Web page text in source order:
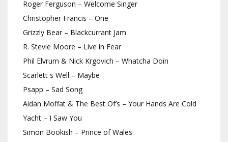
Roger Ferguson – Welcome Singer
Christopher Francis – One
Grizzly Bear – Blackcurrant Jam
R. Stevie Moore – Live in Fear
Phil Elvrum & Nick Krgovich – Whatcha Doin
Scarlett s Well – Maybe
Psapp – Sad Song
Aidan Moffat & The Best Of’s – Your Hands Are Cold
Yacht – I Saw You
Simon Bookish – Prince of Wales